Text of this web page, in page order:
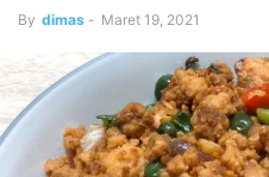
By dimas - Maret 19, 2021